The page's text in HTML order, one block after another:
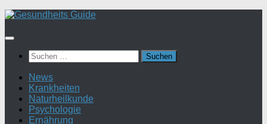
Suchen
nach:
News
Krankheiten
Naturheilkunde
Psychologie
Ernährung